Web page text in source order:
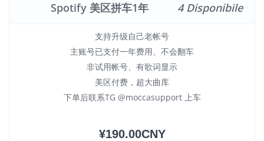
Spotify 美区拼车1年 4 Disponibile
支持升级自己老帐号
主账号已支付一年费用、不会翻车
非试用帐号、有歌词显示
美区付费，超大曲库
下单后联系TG @moccasupport 上车
¥190.00CNY